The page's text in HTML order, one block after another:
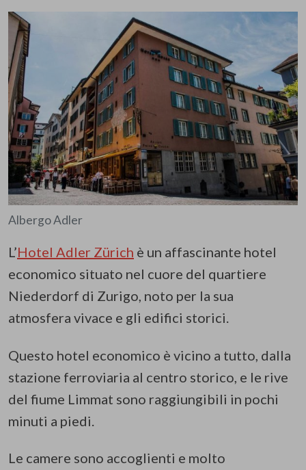
Albergo Adler
L’Hotel Adler Zürich è un affascinante hotel
economico situato nel cuore del quartiere
Niederdorf di Zurigo, noto per la sua
atmosfera vivace e gli edifici storici.
Questo hotel economico è vicino a tutto, dalla
stazione ferroviaria al centro storico, e le rive
del fiume Limmat sono raggiungibili in pochi
minuti a piedi.
Le camere sono accoglienti e molto